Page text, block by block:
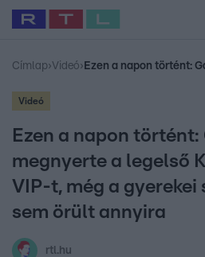
Legfrissebb RTL Híradó
Babits Marcella
Címlap›Videó›
Videó
Ezen a napon történt:
megnyerte a legelső
VIP-t, még a gyerekei
sem örült annyira
rtl.hu